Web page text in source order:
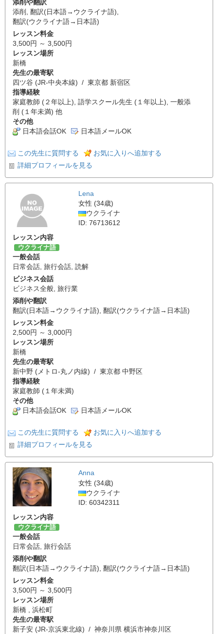
添削や翻訳
添削
翻訳(日本語→ウクライナ語)
翻訳(ウクライナ語→日本語)
レッスン料金
3,500円 ～ 3,500円
レッスン場所
新橋
先生の最寄駅
四ツ谷 (JR-中央本線) / 東京都 新宿区
指導経験
家庭教師 (２年以上), 語学スクール先生 (１年以上), 一般添
削 (１年未満) 他
その他
日本語会話OK
日本語メールOK
この先生に質問する
お気に入りへ追加する
詳細プロフィールを見る
Lena
女性 (34歳)
ウクライナ
ID: 76713612
レッスン内容
ウクライナ語
一般会話
日常会話, 旅行会話, 読解
ビジネス会話
ビジネス全般, 旅行業
添削や翻訳
翻訳(日本語→ウクライナ語), 翻訳(ウクライナ語→日本語)
レッスン料金
2,500円 ～ 3,000円
レッスン場所
新橋
先生の最寄駅
新中野 (メトロ-丸ノ内線) / 東京都 中野区
指導経験
家庭教師 (１年未満)
その他
日本語会話OK
日本語メールOK
この先生に質問する
お気に入りへ追加する
詳細プロフィールを見る
Anna
女性 (34歳)
ウクライナ
ID: 60342311
レッスン内容
ウクライナ語
一般会話
日常会話 旅行会話
添削や翻訳
翻訳(日本語→ウクライナ語) 翻訳(ウクライナ語→日本語)
レッスン料金
3,500円 ～ 3,500円
レッスン場所
新橋 , 浜松町
先生の最寄駅
新子安 (JR-京浜東北線) / 神奈川県 横浜市神奈川区